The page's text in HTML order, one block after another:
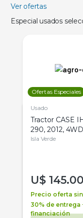
Ver ofertas
Especial usados
Ofertas Especiales
Usado
Tractor CASE
290, 2012,
Isla Verde
U$
Precio oferta
30% de entrega
financiación